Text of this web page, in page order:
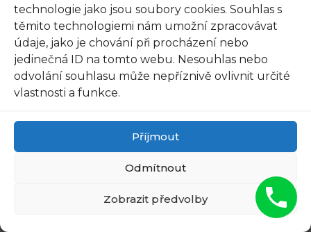
technologie jako jsou soubory cookies. Souhlas s
těmito technologiemi nám umožní zpracovávat
údaje, jako je chování při procházení nebo
jedinečná ID na tomto webu. Nesouhlas nebo
odvolání souhlasu může nepříznivě ovlivnit určité
vlastnosti a funkce.
Příjmout
Odmítnout
Zobrazit předvolby
bezpečnostní dveře, které vás budou chránit a
zároveň vás potěší svým vzhledem.
8. Údržba a dlouhodobá
životnost: Jak správně
pečovat o bezpečnostní
dveře a prodloužit jejich
životnost